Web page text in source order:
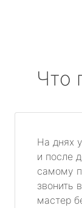
Что
На днях
и после
самому
звонить
мастер